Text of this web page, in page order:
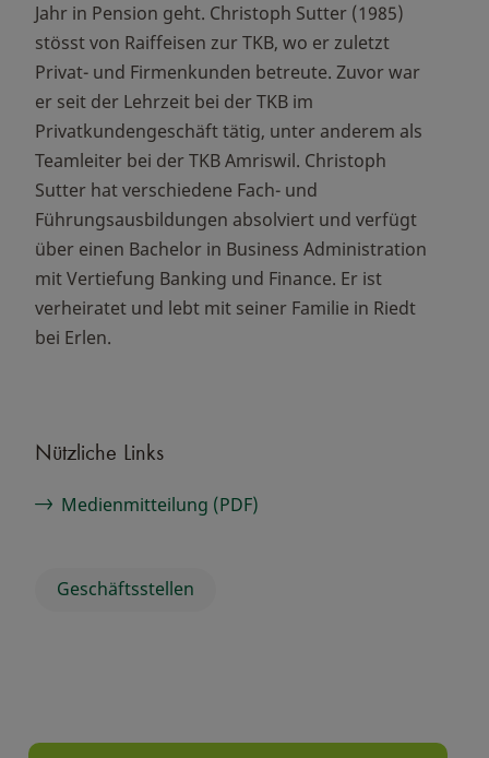
Jahr in Pension geht. Christoph Sutter (1985)
stösst von Raiffeisen zur TKB, wo er zuletzt
Privat- und Firmenkunden betreute. Zuvor war
er seit der Lehrzeit bei der TKB im
Privatkundengeschäft tätig, unter anderem als
Teamleiter bei der TKB Amriswil. Christoph
Sutter hat verschiedene Fach- und
Führungsausbildungen absolviert und verfügt
über einen Bachelor in Business Administration
mit Vertiefung Banking und Finance. Er ist
verheiratet und lebt mit seiner Familie in Riedt
bei Erlen.
Nützliche Links
Medienmitteilung (PDF)
Geschäftsstellen